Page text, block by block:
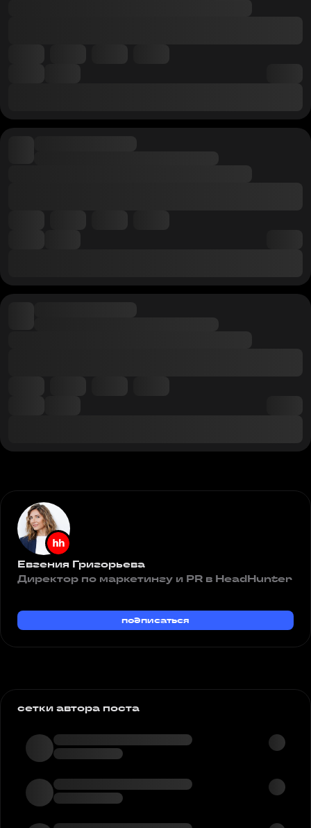
Евгения Григорьева
Директор по маркетингу и PR в HeadHunter
подписаться
сетки автора поста